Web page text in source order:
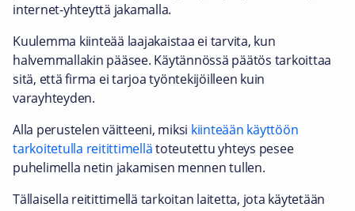
internet-yhteyttä jakamalla.
Kuulemma kiinteää laajakaistaa ei tarvita, kun
halvemmallakin pääsee. Käytännössä päätös tarkoittaa
sitä, että firma ei tarjoa työntekijöilleen kuin
varayhteyden.
Alla perustelen väitteeni, miksi kiinteään käyttöön
tarkoitetulla reitittimellätoteutettu yhteys pesee
puhelimella netin jakamisen mennen tullen.
Tällaisella reitittimellä tarkoitan laitetta, jota käytetään